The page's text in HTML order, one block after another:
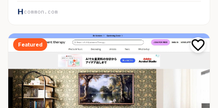
common.com
Featured